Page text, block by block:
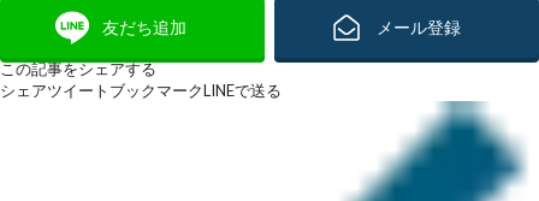
友だち追加 メール登録
この記事をシェアする
シェアツイート ブックマークLINEで送る